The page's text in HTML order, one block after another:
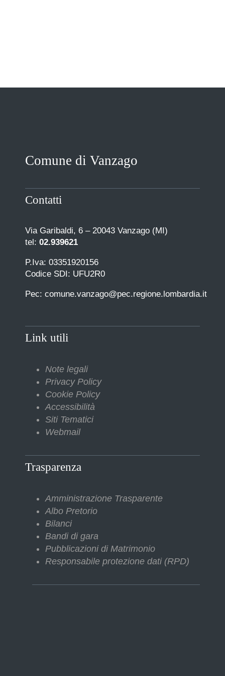
Comune di Vanzago
Contatti
Via Garibaldi, 6 – 20043 Vanzago (MI)
tel: 02.939621
P.Iva: 03351920156
Codice SDI: UFU2R0
Pec: comune.vanzago@pec.regione.lombardia.it
Link utili
Note legali
Privacy Policy
Cookie Policy
Accessibilità
Siti Tematici
Webmail
Trasparenza
Amministrazione Trasparente
Albo Pretorio
Bilanci
Bandi di gara
Pubblicazioni di Matrimonio
Responsabile protezione dati (RPD)